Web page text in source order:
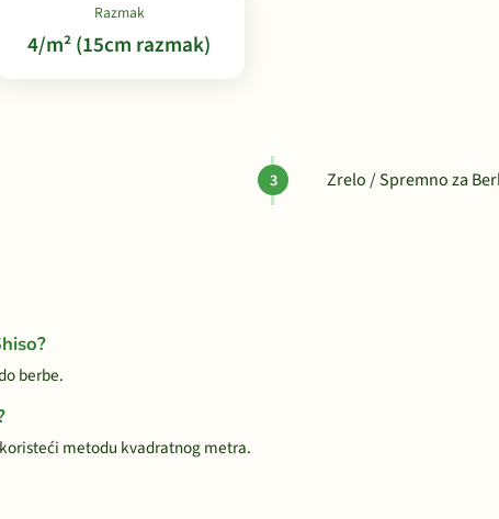
Razmak
4/m² (15cm razmak)
Zrelo / Spremno za
berbe.
metodu kvadratnog metra.